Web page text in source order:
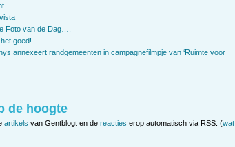
Foto van de Dag….
goed!
annexeert randgemeenten in campagnefilmpje van ‘Ruimte voor
de hoogte
artikels van Gentblogt en de reacties erop automatisch via RSS. (wat